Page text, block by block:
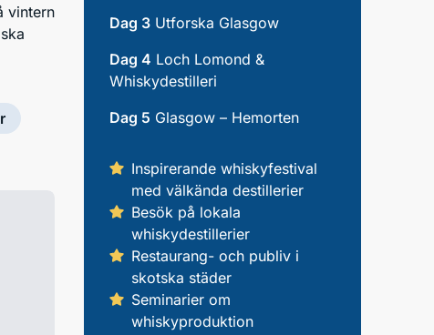
vintern
Dag 3 Utforska Glasgow
Dag 4 Loch Lomond &
Whiskydestilleri
Dag 5 Glasgow – Hemorten
Inspirerande whiskyfestival
med välkända destillerier
Besök på lokala
whiskydestillerier
Restaurang- och publiv i
skotska städer
Seminarier om
whiskyproduktion